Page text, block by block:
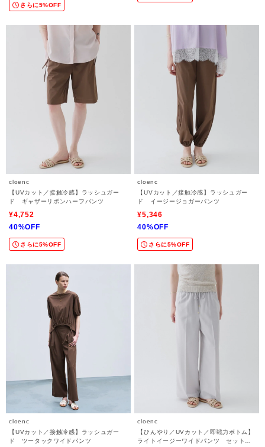
さらに5%OFF
cloenc
【UVカット／接触冷感】ラッシュガー
ド ギャザーリボンハーフパンツ
¥4,752
40%OFF
さらに5%OFF
cloenc
【UVカット／接触冷感】ラッシュガー
ド イージージョガーパンツ
¥5,346
40%OFF
さらに5%OFF
cloenc
【UVカット／接触冷感】ラッシュガー
ド ツータックワイドパンツ
cloenc
【ひんやり／UVカット／即戦力ボトム】
ライトイージーワイドパンツ セットア